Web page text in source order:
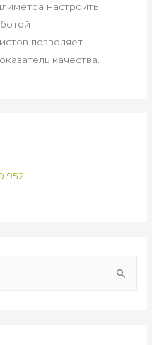
настроить
позволяет
качества.
952